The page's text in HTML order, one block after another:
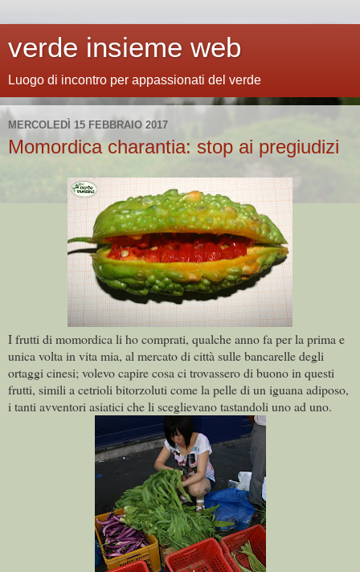
verde insieme web
Luogo di incontro per appassionati del verde
MERCOLEDÌ 15 FEBBRAIO 2017
Momordica charantia: stop ai pregiudizi
I frutti di momordica li ho comprati, qualche anno fa per la prima e
unica volta in vita mia, al mercato di città sulle bancarelle degli
ortaggi cinesi; volevo capire cosa ci trovassero di buono in questi
frutti, simili a cetrioli bitorzoluti come la pelle di un iguana adiposo,
i tanti avventori asiatici che li sceglievano tastandoli uno ad uno.